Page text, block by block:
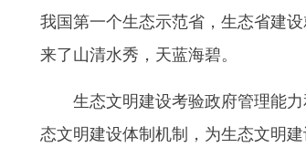
我国第一个生态示范省，生态省建
来了山清水秀，天蓝海碧。
生态文明建设考验政府管理能力
态文明建设体制机制，为生态文明